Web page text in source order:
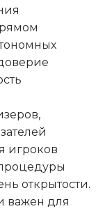
игроков
открытости.
важен для